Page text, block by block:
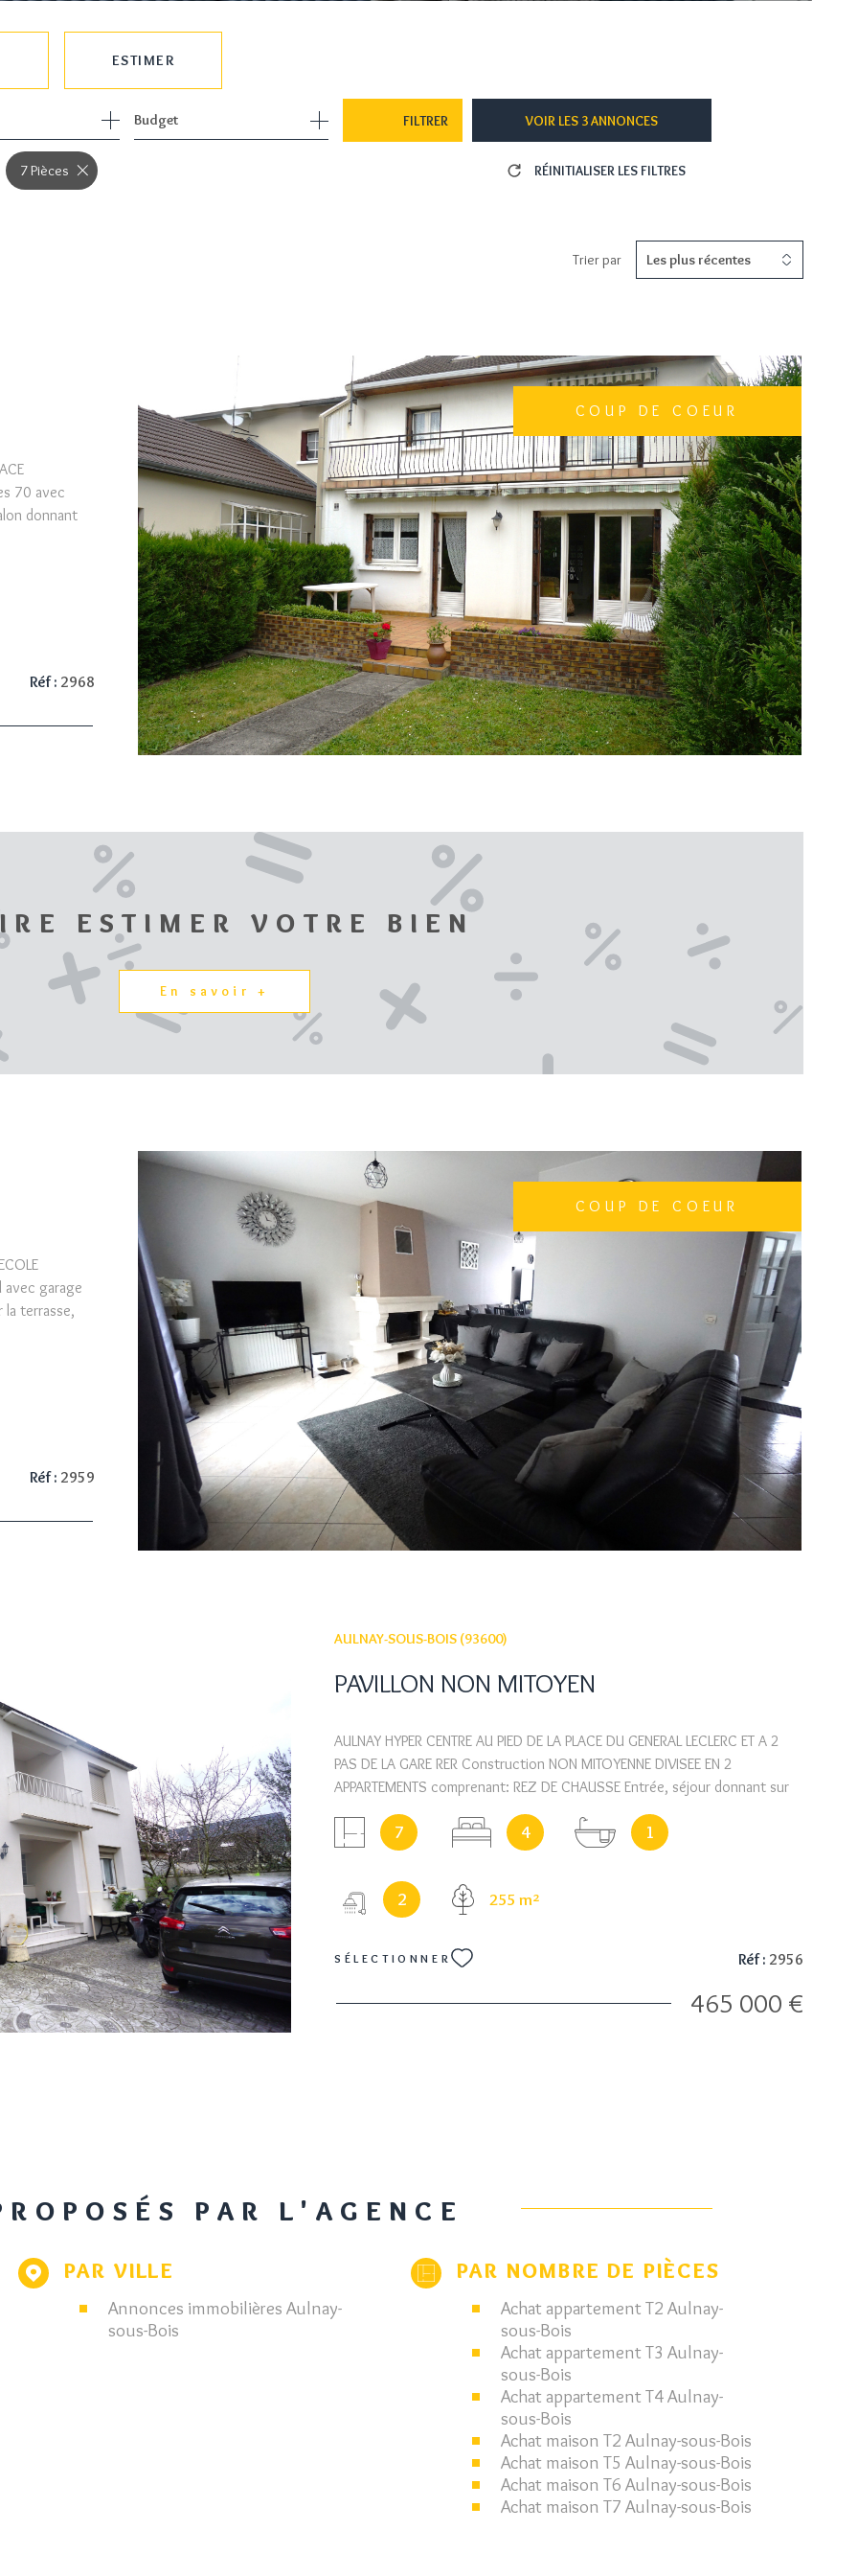
ESTIMER
Budget FILTRER VOIR LES 3ANNONCES
7 Pièces RÉINITIALISER LES FILTRES
Trier par Les plus récentes
70 avec
donnant
dont 1 en
PARCELLE
Réf : 2968
COUP DE COEUR
VOIR LE BIEN
ESTIMER VOTRE BIEN
En savoir +
avec garage
la terrasse,
et wc,
gaz.
VOLUME
Réf : 2959
COUP DE COEUR
VOIR LE BIEN
AULNAY-SOUS-BOIS (93600)
PAVILLON NON MITOYEN
AULNAY HYPER CENTRE AU PIED DE LA PLACE DU GENERAL LECLERC ET A 2
PAS DE LA GARE RER Construction NON MITOYENNE DIVISEE EN 2
APPARTEMENTS comprenant: REZ DE CHAUSSE Entrée, séjour donnant sur
terrasse et jardin, cuisine aménagée, salon, chambre, salle d'eau avec wc.
ETAGE Dégagement, salle à manger donnant sur le balcon, cuisine dinatoire
aménagée, 3 chambres dont 2 au meme niveau et une belle suite parentale
à l'étage avec son dressing sa salle d'eau et wc, salle de bains + douche,
wc. Sous sol total. Chauffage idividuel. ISOLATION EXTERIEURE DOUBLE
7 4 1
2 255 m²
SÉLECTIONNER Réf : 2956
465 000 €
PAR L'AGENCE
PAR VILLE
Annonces immobilières Aulnay-
sous-Bois
PAR NOMBRE DE PIÈCES
Achat appartement T2 Aulnay-
sous-Bois
Achat appartement T3 Aulnay-
sous-Bois
Achat appartement T4 Aulnay-
sous-Bois
Achat maison T2 Aulnay-sous-Bois
Achat maison T5 Aulnay-sous-Bois
Achat maison T6 Aulnay-sous-Bois
Achat maison T7 Aulnay-sous-Bois